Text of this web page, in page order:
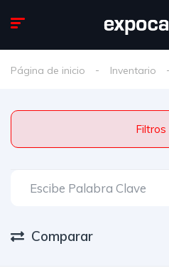
Página de inicio Inventario
Comparar